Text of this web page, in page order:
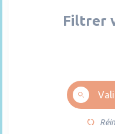
Filtrer